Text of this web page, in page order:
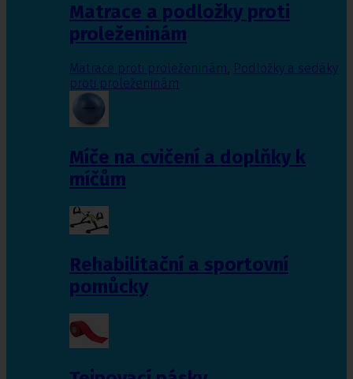
Matrace a podložky proti
proleženinám
Matrace proti proleženinám, Podložky a sedáky
proti proleženinám
Míče na cvičení a doplňky k
míčům
Rehabilitační a sportovní
pomůcky